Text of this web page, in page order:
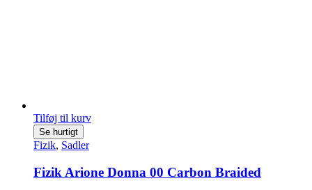
Tilføj til kurv
Se hurtigt
Fizik, Sadler
Fizik Arione Donna 00 Carbon Braided